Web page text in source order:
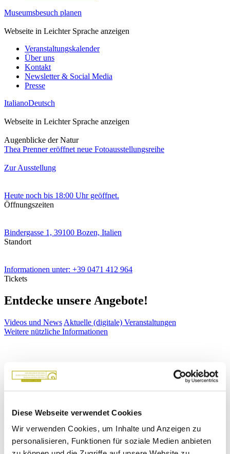
Diese Webseite verwendet Cookies
Wir verwenden Cookies, um Inhalte und Anzeigen zu
personalisieren, Funktionen für soziale Medien anbieten
Museumsbesuch planen
Webseite in Leichter Sprache anzeigen
Veranstaltungskalender
Über uns
Kontakt
Newsletter & Social Media
Presse
ItalianoDeutsch
Webseite in Leichter Sprache anzeigen
Augenblicke der Natur
Thea Prenner eröffnet neue Fotoausstellungsreihe
Zur Ausstellung
Heute noch bis 18:00 Uhr geöffnet.
Öffnungszeiten
Bindergasse 1, 39100 Bozen, Italien
Standort
Informationen unter: +39 0471 412 964
Tickets
Entdecke unsere Angebote!
Videos und News Aktuelle (digitale) Veranstaltungen
Weitere nützliche Informationen
Sonderausstellung
Sonderausstellungen
Besondere Veranstaltungen
Veranstaltungen & Events